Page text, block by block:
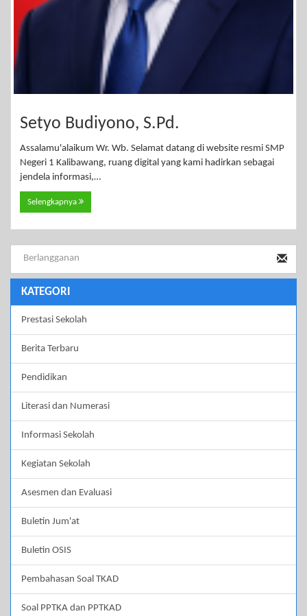
Setyo Budiyono, S.Pd.
Assalamu'alaikum Wr. Wb. Selamat datang di website resmi SMP
Negeri 1 Kalibawang, ruang digital yang kami hadirkan sebagai
jendela informasi,…
Selengkapnya
KATEGORI
Prestasi Sekolah
Berita Terbaru
Pendidikan
Literasi dan Numerasi
Informasi Sekolah
Kegiatan Sekolah
Asesmen dan Evaluasi
Buletin Jum'at
Buletin OSIS
Pembahasan Soal TKAD
Soal PPTKA dan PPTKAD